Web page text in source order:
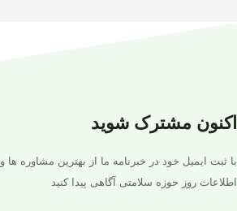
اکنون مشترک شوید
با ثبت ایمیل خود در خبرنامه ما از بهترین مشاوره ها و
اطلاعات روز حوزه سلامتی آگاهی پیدا کنید